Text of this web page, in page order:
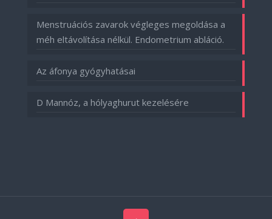
Menstruációs zavarok végleges megoldása a
méh eltávolítása nélkül. Endometrium abláció.
Az áfonya gyógyhatásai
D Mannóz, a hólyaghurut kezelésére